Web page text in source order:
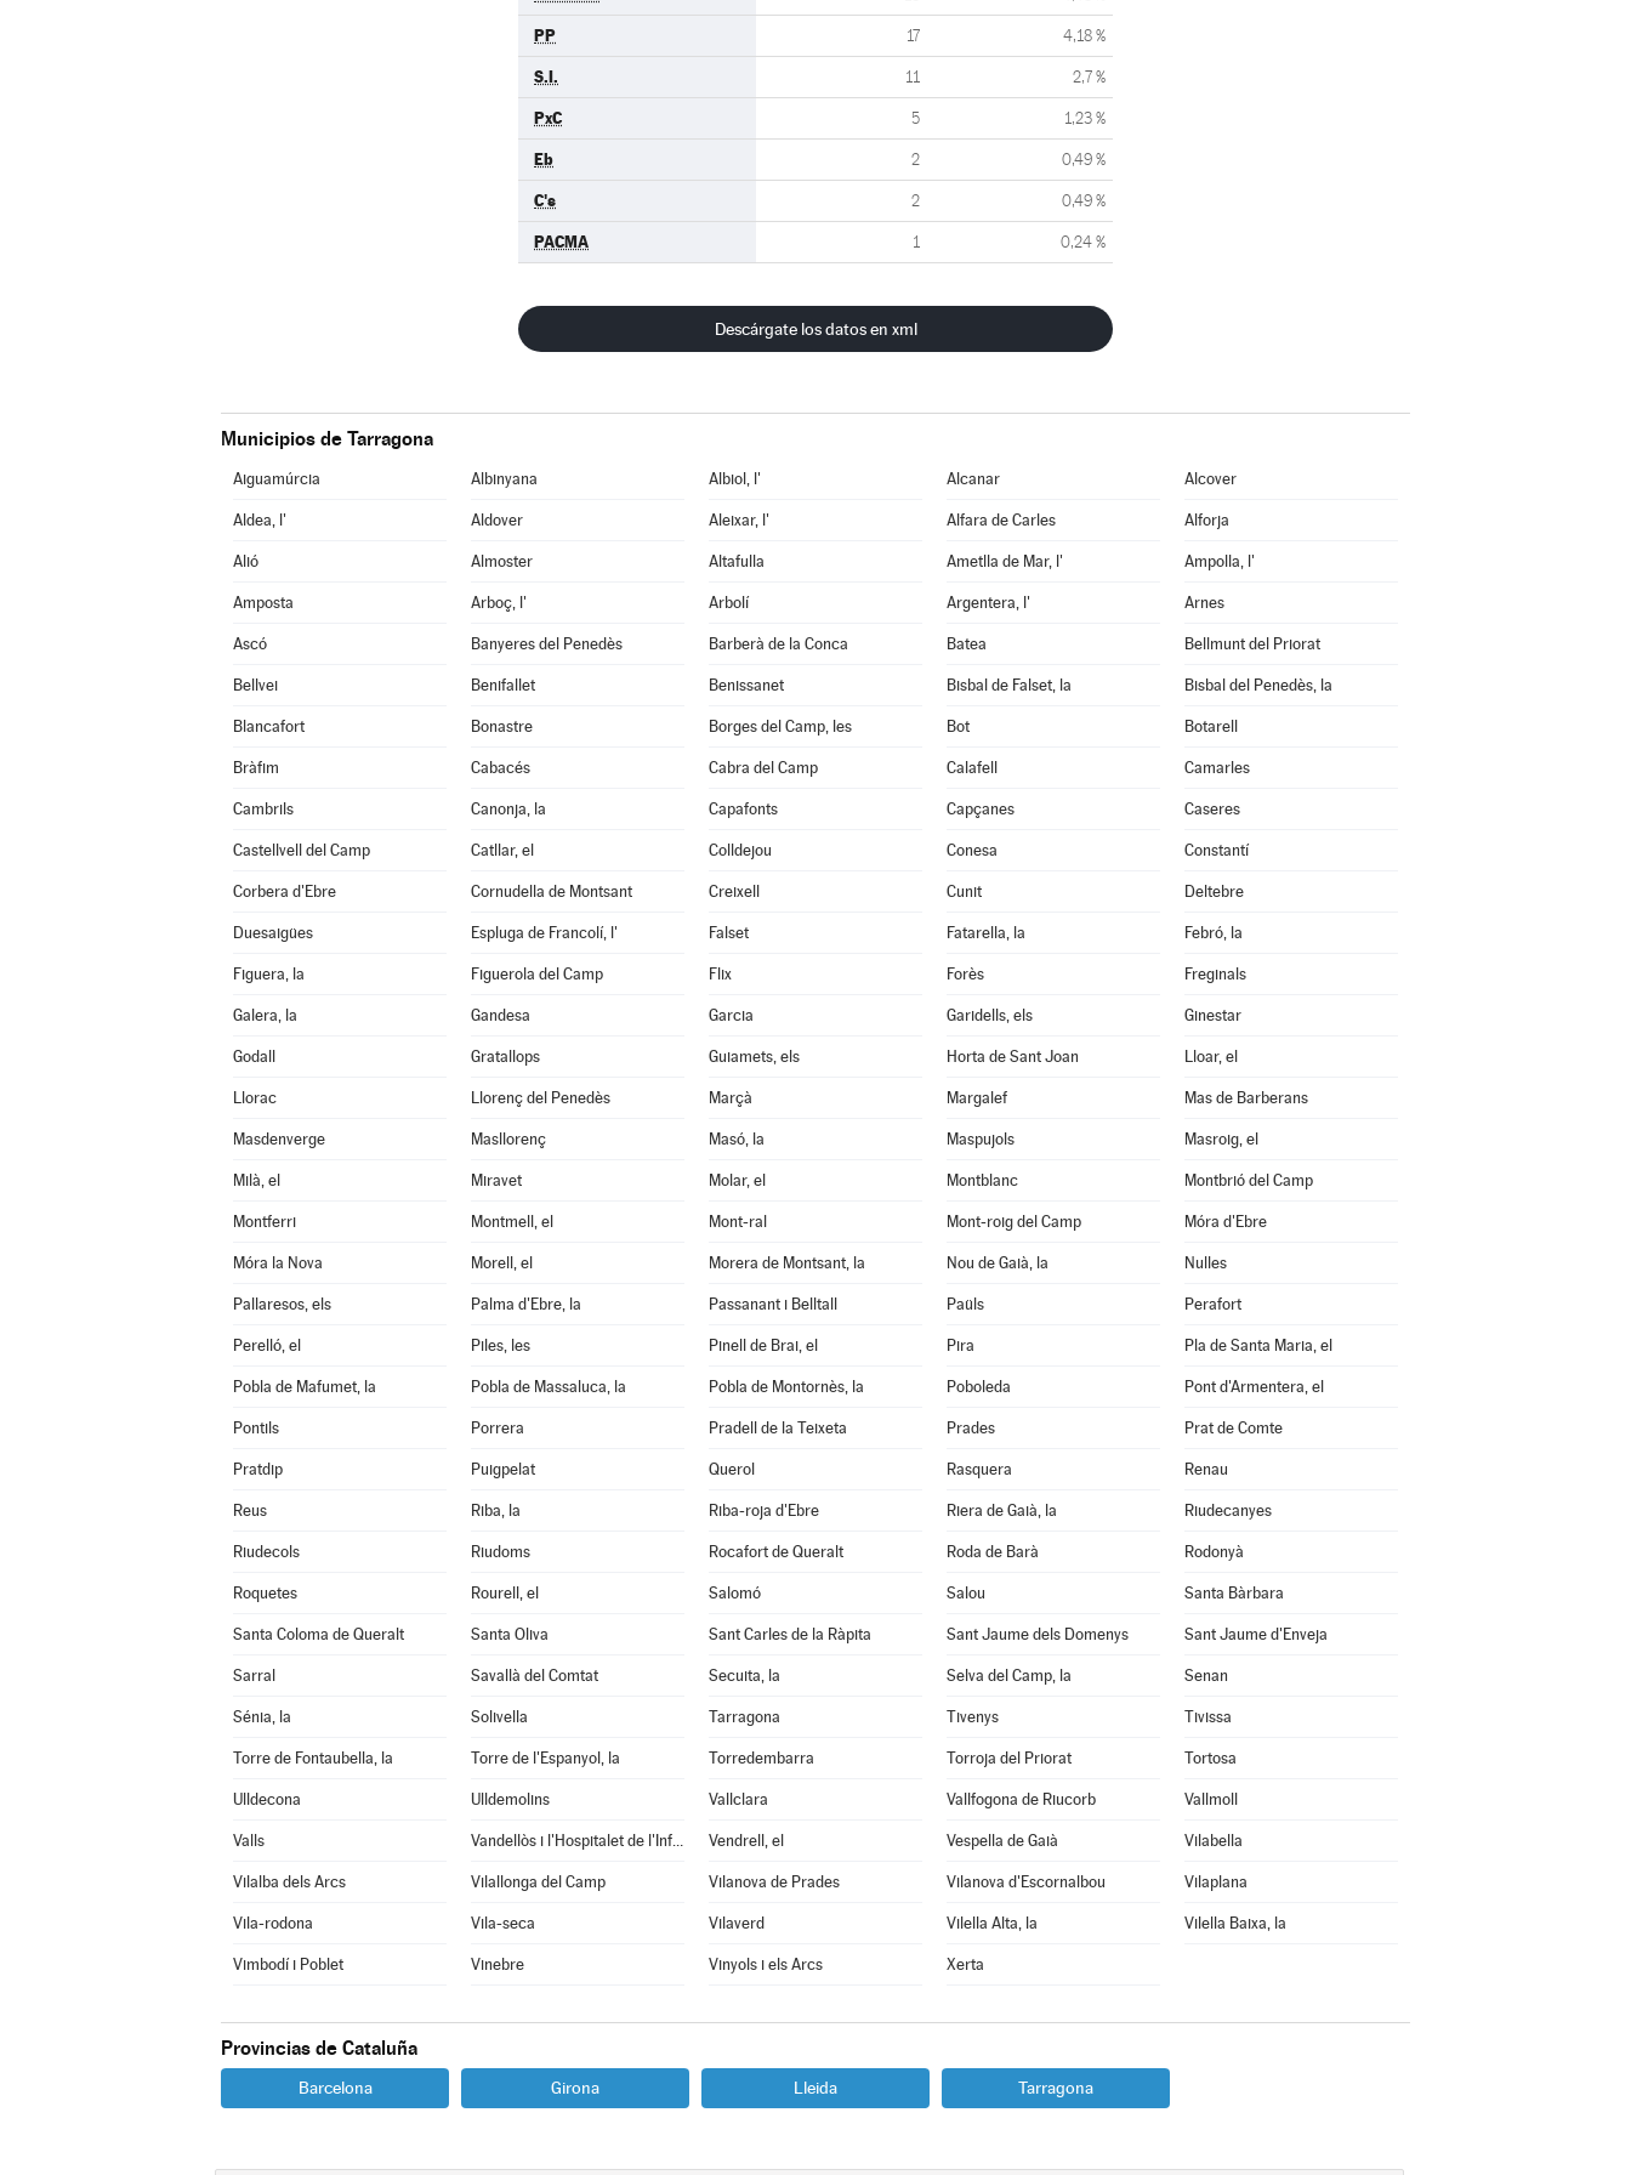
PP 17 4,18 %
S.I. 11 2,7 %
PxC 5 1,23 %
Eb 2 0,49 %
C's 2 0,49 %
PACMA 1 0,24 %
Descárgate los datos en xml
Municipios de Tarragona
Aiguamúrcia Albinyana Albiol, l' Alcanar Alcover
Aldea, l' Aldover Aleixar, l' Alfara de Carles Alforja
Alió Almoster Altafulla Ametlla de Mar, l' Ampolla, l'
Amposta Arboç, l' Arbolí Argentera, l' Arnes
Ascó Banyeres del Penedès Barberà de la Conca Batea Bellmunt del Priorat
Bellvei Benifallet Benissanet Bisbal de Falset, la Bisbal del Penedès, la
Blancafort Bonastre Borges del Camp, les Bot Botarell
Bràfim Cabacés Cabra del Camp Calafell Camarles
Cambrils Canonja, la Capafonts Capçanes Caseres
Castellvell del Camp Catllar, el Colldejou Conesa Constantí
Corbera d'Ebre Cornudella de Montsant Creixell Cunit Deltebre
Duesaigües Espluga de Francolí, l' Falset Fatarella, la Febró, la
Figuera, la Figuerola del Camp Flix Forès Freginals
Galera, la Gandesa Garcia Garidells, els Ginestar
Godall Gratallops Guiamets, els Horta de Sant Joan Lloar, el
Llorac Llorenç del Penedès Marçà Margalef Mas de Barberans
Masdenverge Masllorenç Masó, la Maspujols Masroig, el
Milà, el Miravet Molar, el Montblanc Montbrió del Camp
Montferri Montmell, el Mont-ral Mont-roig del Camp Móra d'Ebre
Móra la Nova Morell, el Morera de Montsant, la Nou de Gaià, la Nulles
Pallaresos, els Palma d'Ebre, la Passanant i Belltall Paüls Perafort
Perelló, el Piles, les Pinell de Brai, el Pira Pla de Santa Maria, el
Pobla de Mafumet, la Pobla de Massaluca, la Pobla de Montornès, la Poboleda Pont d'Armentera, el
Pontils Porrera Pradell de la Teixeta Prades Prat de Comte
Pratdip Puigpelat Querol Rasquera Renau
Reus Riba, la Riba-roja d'Ebre Riera de Gaià, la Riudecanyes
Riudecols Riudoms Rocafort de Queralt Roda de Barà Rodonyà
Roquetes Rourell, el Salomó Salou Santa Bàrbara
Santa Coloma de Queralt Santa Oliva Sant Carles de la Ràpita Sant Jaume dels Domenys Sant Jaume d'Enveja
Sarral Savallà del Comtat Secuita, la Selva del Camp, la Senan
Sénia, la Solivella Tarragona Tivenys Tivissa
Torre de Fontaubella, la Torre de l'Espanyol, la Torredembarra Torroja del Priorat Tortosa
Ulldecona Ulldemolins Vallclara Vallfogona de Riucorb Vallmoll
Valls Vandellòs i l'Hospitalet de l'Infant Vendrell, el Vespella de Gaià Vilabella
Vilalba dels Arcs Vilallonga del Camp Vilanova de Prades Vilanova d'Escornalbou Vilaplana
Vila-rodona Vila-seca Vilaverd Vilella Alta, la Vilella Baixa, la
Vimbodí i Poblet Vinebre Vinyols i els Arcs Xerta
Provincias de Cataluña
Barcelona Girona Lleida Tarragona